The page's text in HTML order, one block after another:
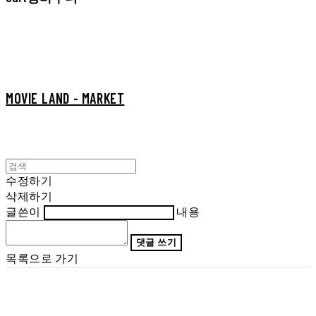
MOVIE LAND - MARKET
수정하기
삭제하기
글쓴이
내용
댓글 쓰기
목록으로 가기